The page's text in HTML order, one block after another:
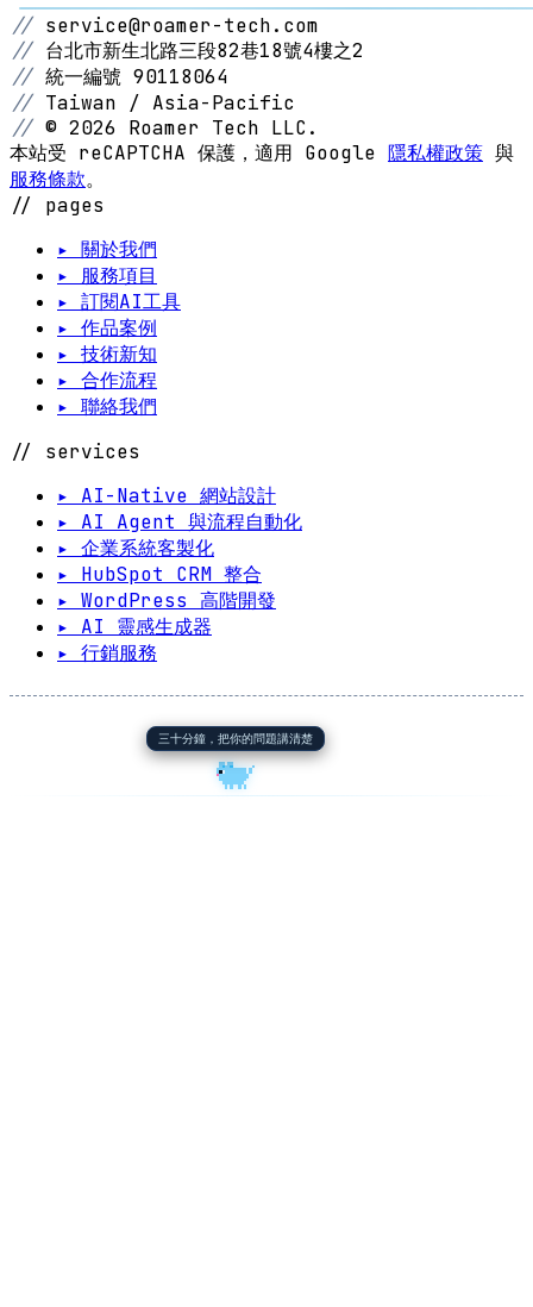
// service@roamer-tech.com
// 台北市新生北路三段82巷18號4樓之2
// 統一編號 90118064
// Taiwan / Asia-Pacific
// © 2026 Roamer Tech LLC.
本站受 reCAPTCHA 保護，適用 Google 隱私權政策 與
服務條款。
// pages
▸ 關於我們
▸ 服務項目
▸ 訂閱AI工具
▸ 作品案例
▸ 技術新知
▸ 合作流程
▸ 聯絡我們
// services
▸ AI-Native 網站設計
▸ AI Agent 與流程自動化
▸ 企業系統客製化
▸ HubSpot CRM 整合
▸ WordPress 高階開發
▸ AI 靈感生成器
▸ 行銷服務
三十分鐘，把你的問題講清楚